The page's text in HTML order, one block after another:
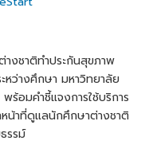
างชาติทําประกันสุขภาพ
หว่างศึกษา มหาวิทยาลัย
ร้อมคําชี้แจงการใช้บริการ
หน้าที่ดูแลนักศึกษาต่างชาติ
รรม์